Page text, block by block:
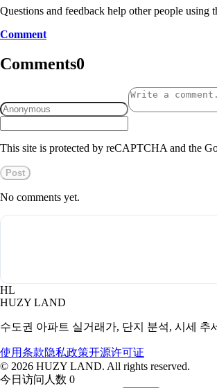
Questions and feedback help other people using
Comment
Comments0
This site is protected by reCAPTCHA and the
Post
No comments yet.
HL
HUZY LAND
수도권 아파트 실거래가, 단지 분석, 시세
使用条款隐私政策开源许可证
© 2026 HUZY LAND. All rights reserved.
今日访问人数 0